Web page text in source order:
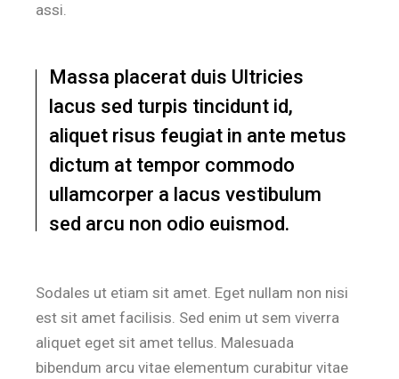
assi.
Massa placerat duis Ultricies
lacus sed turpis tincidunt id,
aliquet risus feugiat in ante metus
dictum at tempor commodo
ullamcorper a lacus vestibulum
sed arcu non odio euismod.
Sodales ut etiam sit amet. Eget nullam non nisi
est sit amet facilisis. Sed enim ut sem viverra
aliquet eget sit amet tellus. Malesuada
bibendum arcu vitae elementum curabitur vitae